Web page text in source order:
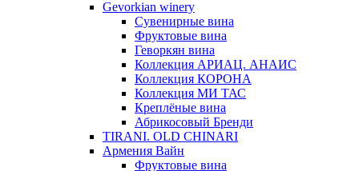
Gevorkian winery
Сувенирные вина
Фруктовые вина
Геворкян вина
Коллекция АРИАЦ. АНАИС
Коллекция КОРОНА
Коллекция МИ ТАС
Креплёные вина
Абрикосовый Бренди
TIRANI. OLD CHINARI
Армения Вайн
Фруктовые вина